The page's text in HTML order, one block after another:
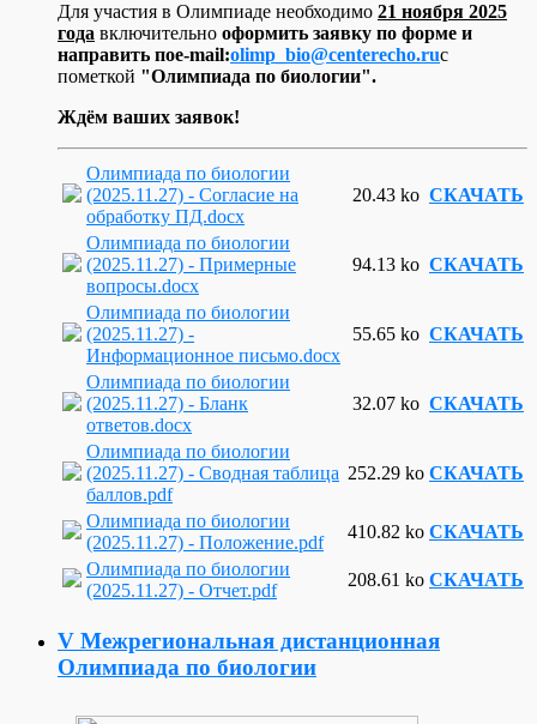
Для участия в Олимпиаде необходимо 21 ноября 2025
года включительно оформить заявку по форме и
направить поe-mail:olimp bio@centerecho.ruс
пометкой "Олимпиада по биологии".
Ждём ваших заявок!
Олимпиада по биологии
(2025.11.27) - Согласие на
обработку ПД.docx
20.43 ko СКАЧАТЬ
Олимпиада по биологии
(2025.11.27) - Примерные
вопросы.docx
94.13 ko СКАЧАТЬ
Олимпиада по биологии
(2025.11.27) -
Информационное письмо.docx
55.65 ko СКАЧАТЬ
Олимпиада по биологии
(2025.11.27) - Бланк
ответов.docx
32.07 ko СКАЧАТЬ
Олимпиада по биологии
(2025.11.27) - Сводная таблица
баллов.pdf
252.29 ko СКАЧАТЬ
Олимпиада по биологии
(2025.11.27) - Положение.pdf
410.82 ko СКАЧАТЬ
Олимпиада по биологии
(2025.11.27) - Отчет.pdf
208.61 ko СКАЧАТЬ
V Межрегиональная дистанционная
Олимпиада по биологии